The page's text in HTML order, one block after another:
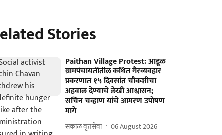
Stories
Paithan Village Protest: आडूळ
ग्रामपंचायतीतील कथित गैरव्यवहार
प्रकरणात १५ दिवसांत चौकशीचा
अहवाल देण्याचे लेखी आश्वासन;
सचिन चव्हाण यांचे आमरण उपोषण
मागे
सकाळ वृत्तसेवा 06 August 2026